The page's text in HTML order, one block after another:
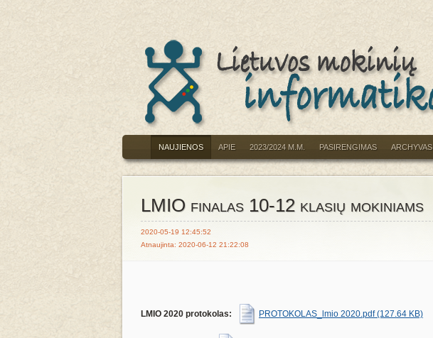
NAUJIENOS APIE 2023/2024 M.M. PASIRENGIMAS ARCHYVAS
LMIO finalas 10-12 klasių mokiniams
2020-05-19 12:45:52
Atnaujinta: 2020-06-12 21:22:08
LMIO 2020 protokolas: PROTOKOLAS_lmio 2020.pdf (127.64 KB)